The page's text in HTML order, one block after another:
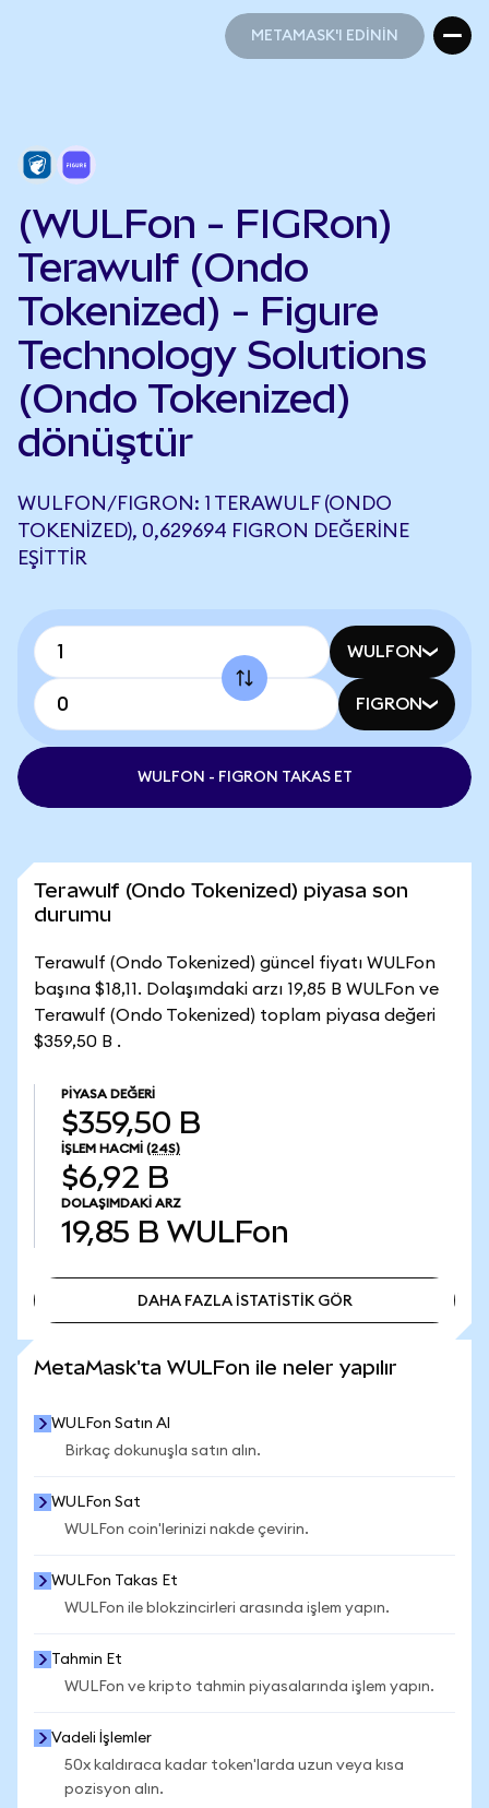
METAMASK'I EDİNİN
(WULFon - FIGRon)
Terawulf (Ondo
Tokenized) - Figure
Technology Solutions
(Ondo Tokenized)
dönüştür
WULFON/FIGRON: 1 TERAWULF (ONDO
TOKENIZED), 0,629694 FIGRON DEĞERINE
EŞITTIR
WULFON
FIGRON
WULFON - FIGRON TAKAS ET
Terawulf (Ondo Tokenized) piyasa son
durumu
Terawulf (Ondo Tokenized) güncel fiyatı WULFon
başına $18,11. Dolaşımdaki arzı 19,85 B WULFon ve
Terawulf (Ondo Tokenized) toplam piyasa değeri
$359,50 B .
PIYASA DEĞERI
$359,50 B
İŞLEM HACMI (24S)
$6,92 B
DOLAŞIMDAKI ARZ
19,85 B WULFon
DAHA FAZLA İSTATİSTİK GÖR
MetaMask'ta WULFon ile neler yapılır
WULFon Satın Al
Birkaç dokunuşla satın alın.
WULFon Sat
WULFon coin'lerinizi nakde çevirin.
WULFon Takas Et
WULFon ile blokzincirleri arasında işlem yapın.
Tahmin Et
WULFon ve kripto tahmin piyasalarında işlem yapın.
Vadeli İşlemler
50x kaldıraca kadar token'larda uzun veya kısa
pozisyon alın.